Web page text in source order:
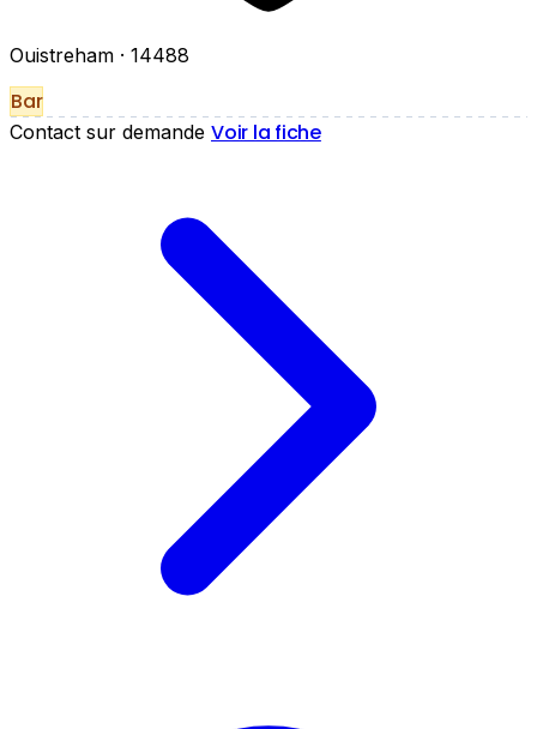
Ouistreham · 14488
Bar
Contact sur demande Voir la fiche